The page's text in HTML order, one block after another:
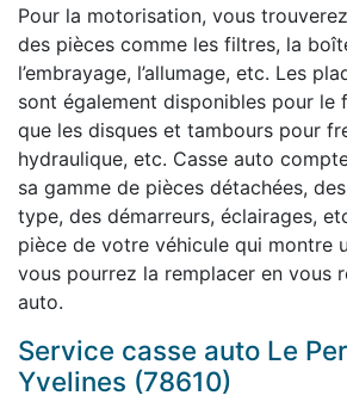
Pour la motorisation, vous
des pièces comme les filtres, la
l’embrayage, l’allumage, etc. Les
sont également disponibles pour le
que les disques et tambours pour
hydraulique, etc. Casse auto
sa gamme de pièces détachées,
type, des démarreurs, éclairages,
pièce de votre véhicule qui montre
vous pourrez la remplacer en vous
auto.
Service casse auto Le
Yvelines (78610)